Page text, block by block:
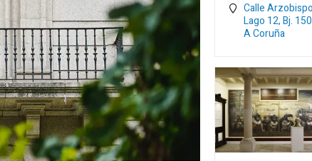
Calle Arzobispo
Lago 12, Bj.
A Coruña